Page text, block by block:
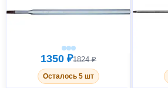
1350 ₽1824 ₽
Осталось 5 шт